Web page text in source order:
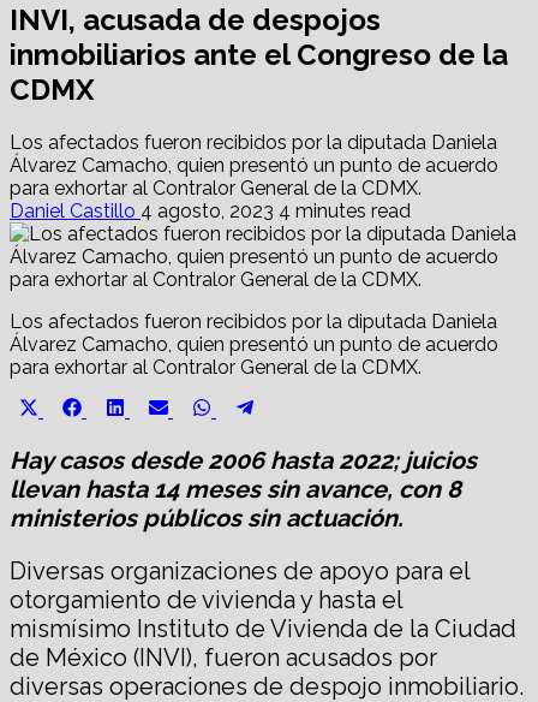
INVI, acusada de despojos
inmobiliarios ante el Congreso de la
CDMX
Los afectados fueron recibidos por la diputada Daniela
Álvarez Camacho, quien presentó un punto de acuerdo
para exhortar al Contralor General de la CDMX.
Daniel Castillo 4 agosto, 2023 4 minutes read
Los afectados fueron recibidos por la diputada Daniela
Álvarez Camacho, quien presentó un punto de acuerdo
para exhortar al Contralor General de la CDMX.
Share
Share
Facebook
Share
LinkedIn
Share
Email
Share
WhatsApp
Hay casos desde 2006 hasta 2022; juicios
llevan hasta 14 meses sin avance, con 8
ministerios públicos sin actuación.
Diversas organizaciones de apoyo para el
otorgamiento de vivienda y hasta el
mismísimo Instituto de Vivienda de la Ciudad
de México (INVI), fueron acusados por
diversas operaciones de despojo inmobiliario.